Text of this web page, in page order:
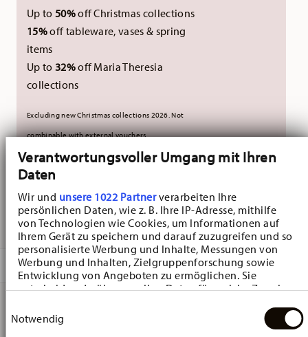
Verantwortungsvoller Umgang mit Ihren
Daten
Wir und unsere 1022 Partnerverarbeiten Ihre
persönlichen Daten, wie z. B. Ihre IP-Adresse, mithilfe
von Technologien wie Cookies, um Informationen auf
Ihrem Gerät zu speichern und darauf zuzugreifen und so
personalisierte Werbung und Inhalte, Messungen von
Werbung und Inhalten, Zielgruppenforschung sowie
Entwicklung von Angeboten zu ermöglichen. Sie
entscheiden darüber, wer Ihre Daten für welche Zwecke
Cookie-Erklärung oder durch Klicken auf das Privacy
Trigger Symbol ändern oder widerrufen
Notwendig
Up to 50%off Christmas collections
15%off tableware, vases & spring
items
Up to 32%off Maria Theresia
collections
Excluding new Christmas collections 2026. Not
combinable with external vouchers.
NOT AVAILABLE
NOTIFY ME
DESCRIPTION
Hutschenreuther Sammelkollektion 25 Junge Porcelain